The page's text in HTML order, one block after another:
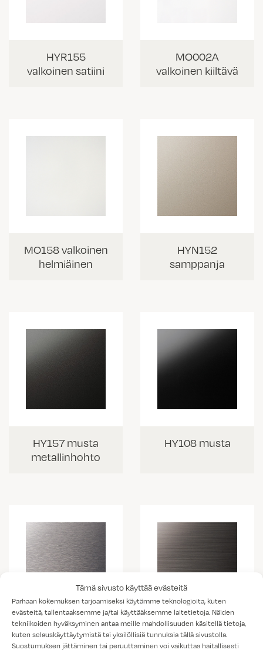
Tämä sivusto käyttää evästeitä
Parhaan kokemuksen tarjoamiseksi käytämme teknologioita, kuten
evästeitä, tallentaaksemme ja/tai käyttääksemme laitetietoja. Näiden
tekniikoiden hyväksyminen antaa meille mahdollisuuden käsitellä tietoja,
kuten selauskäyttäytymistä tai yksilöllisiä tunnuksia tällä sivustolla.
Suostumuksen jättäminen tai peruuttaminen voi vaikuttaa haitallisesti
HYR155
valkoinen satiini
MO002A
valkoinen kiiltävä
MO158 valkoinen
helmiäinen
HYN152
samppanja
HY157 musta
metallinhohto
HY108 musta
MO1371 harjattu
alumiini
MO1372 tumma
harjattu alumiini